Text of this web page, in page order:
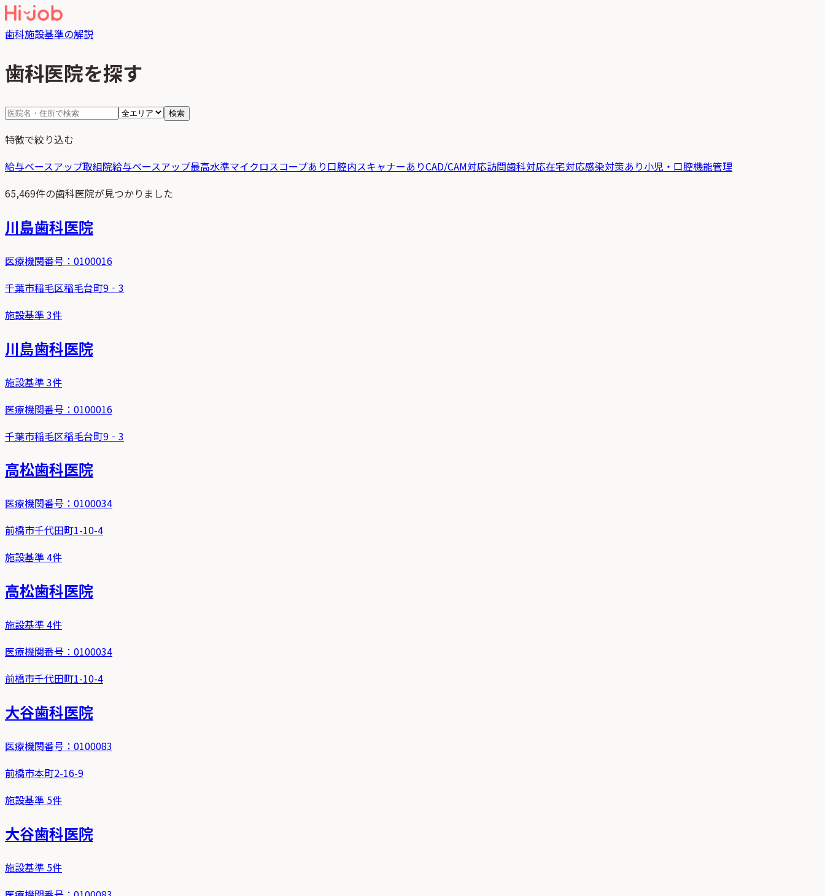
歯科施設基準の解説
歯科医院を探す
検索
特徴で絞り込む
給与ベースアップ取組院給与ベースアップ最高水準マイクロスコープあり口腔内スキャナーありCAD/CAM対応訪問歯科対応在宅対応感染対策あり小児・口腔機能管理
65,469件の歯科医院が見つかりました
川島歯科医院
医療機関番号： 0100016
千葉市稲毛区稲毛台町9‐3
施設基準3件
川島歯科医院
施設基準3件
医療機関番号： 0100016
千葉市稲毛区稲毛台町9‐3
高松歯科医院
医療機関番号： 0100034
前橋市千代田町1-10-4
施設基準4件
高松歯科医院
施設基準4件
医療機関番号： 0100034
前橋市千代田町1-10-4
大谷歯科医院
医療機関番号： 0100083
前橋市本町2-16-9
施設基準 5件
大谷歯科医院
施設基準 5件